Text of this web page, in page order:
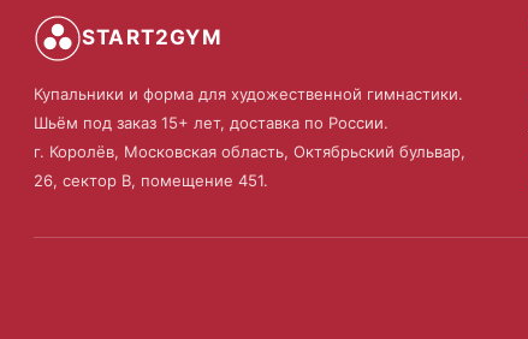
START2GYM
Купальники и форма для художественной гимнастики.
Шьём под заказ 15+ лет, доставка по России.
г. Королёв, Московская область, Октябрьский бульвар,
26, сектор В, помещение 451.